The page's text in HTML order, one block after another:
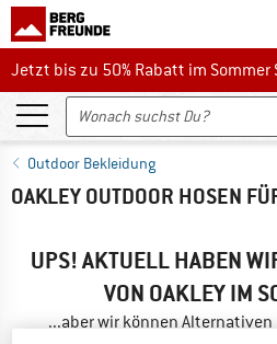
Jetzt bis zu 50% Rabatt im Sommer
Jetzt bis zu 50% Rabatt im
Outdoor Bekleidung
OAKLEY OUTDOOR HOSEN
UPS! AKTUELL HABEN
VON OAKLEY IM
...aber wir können